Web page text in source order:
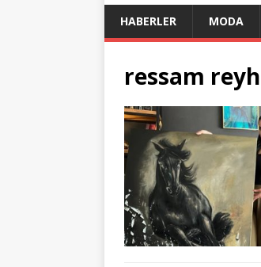
HABERLER MODA
ressam